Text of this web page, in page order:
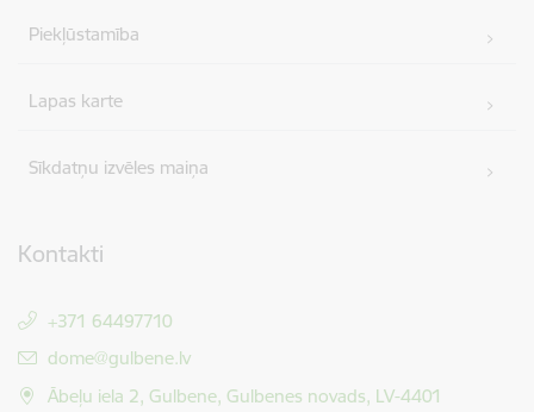
Piekļūstamība
Lapas karte
Sīkdatņu izvēles maiņa
Kontakti
+371 64497710
E-pasts:
dome@gulbene.lv
Ābeļu iela 2, Gulbene, Gulbenes novads, LV-4401